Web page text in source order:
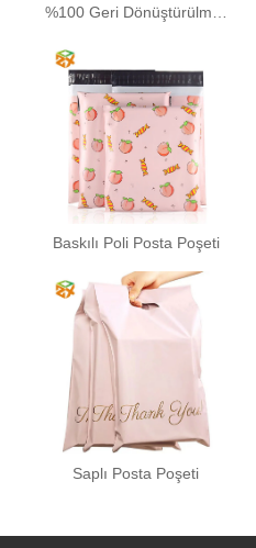
Baskılı Poli Posta Poşeti
Saplı Posta Poşeti